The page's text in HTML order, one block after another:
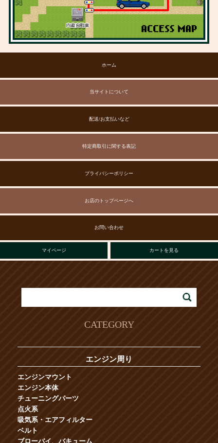
ホーム
当サイトについて
配送/お支払いなど
特定商取引に関する表記
プライバシーポリシー
お店のトップページへ
お問い合わせ
マイページ カートを見る
CATEGORY
エンジン周り
エンジンマウント
エンジン本体
チューニングパーツ
点火系
吸気系・エアフィルター
ベルト
ブローバイ、バキューム